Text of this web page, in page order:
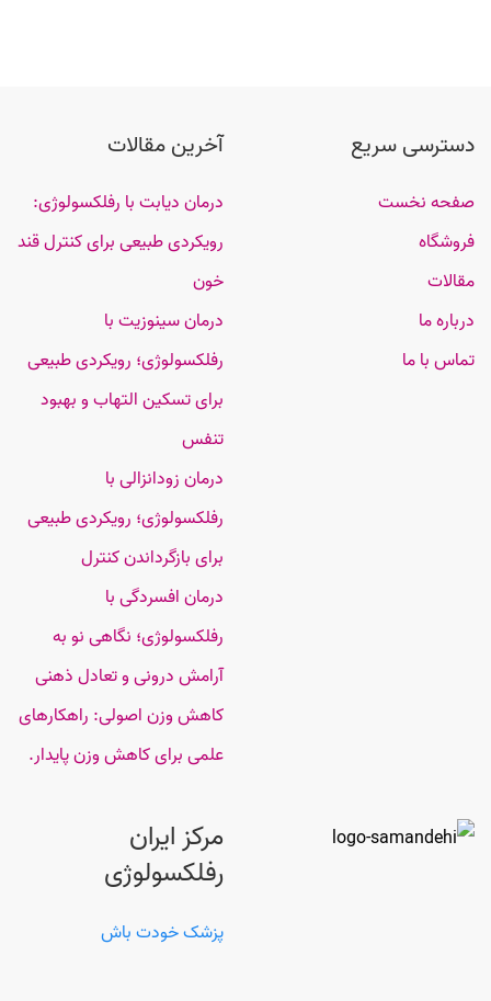
دسترسی سریع
صفحه نخست
فروشگاه
مقالات
درباره ما
تماس با ما
آخرین مقالات
درمان دیابت با رفلکسولوژی:
رویکردی طبیعی برای کنترل قند
خون
درمان سینوزیت با
رفلکسولوژی؛ رویکردی طبیعی
برای تسکین التهاب و بهبود
تنفس
درمان زودانزالی با
رفلکسولوژی؛ رویکردی طبیعی
برای بازگرداندن کنترل
درمان افسردگی با
رفلکسولوژی؛ نگاهی نو به
آرامش درونی و تعادل ذهنی
کاهش وزن اصولی: راهکارهای
علمی برای کاهش وزن پایدار.
مرکز ایران
رفلکسولوژی
پزشک خودت باش